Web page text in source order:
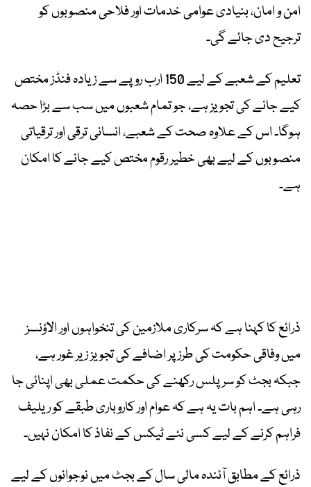
امن و امان، بنیادی عوامی خدمات اور فلاحی منصوبوں کو
ترجیح دی جائے گی۔
تعلیم کے شعبے کے لیے 150 ارب روپے سے زیادہ فنڈز مختص
کیے جانے کی تجویز ہے، جو تمام شعبوں میں سب سے بڑا حصہ
ہوگا۔ اس کے علاوہ صحت کے شعبے، انسانی ترقی اور ترقیاتی
منصوبوں کے لیے بھی خطیر رقوم مختص کیے جانے کا امکان
ہے۔
ذرائع کا کہنا ہے کہ سرکاری ملازمین کی تنخواہوں اور الاؤنسز
میں وفاقی حکومت کی طرز پر اضافے کی تجویز زیر غور ہے،
جبکہ بجٹ کو سرپلس رکھنے کی حکمت عملی بھی اپنائی جا
رہی ہے۔ اہم بات یہ ہے کہ عوام اور کاروباری طبقے کو ریلیف
فراہم کرنے کے لیے کسی نئے ٹیکس کے نفاذ کا امکان نہیں۔
ذرائع کے مطابق آئندہ مالی سال کے بجٹ میں نوجوانوں کے لیے